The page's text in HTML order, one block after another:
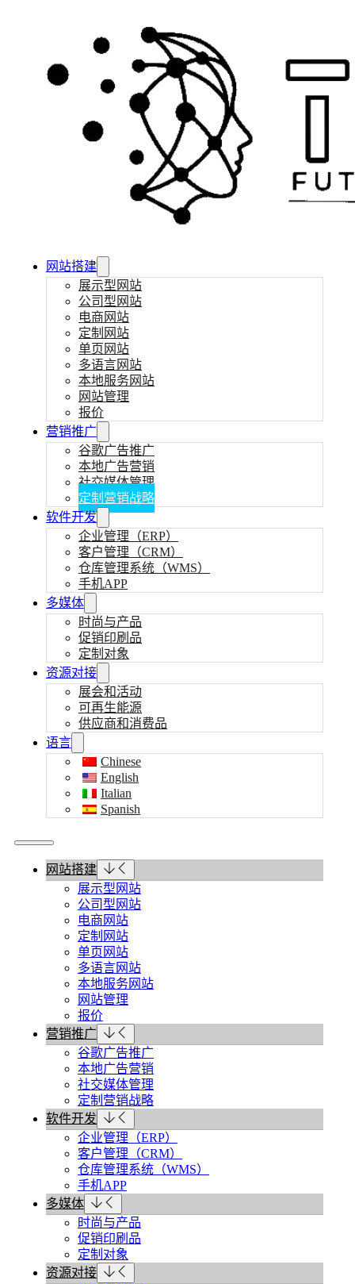
网站搭建
展示型网站
公司型网站
电商网站
定制网站
单页网站
多语言网站
本地服务网站
网站管理
报价
营销推广
谷歌广告推广
本地广告营销
社交媒体管理
定制营销战略
软件开发
企业管理（ERP）
客户管理（CRM）
仓库管理系统（WMS）
手机APP
多媒体
时尚与产品
促销印刷品
定制对象
资源对接
展会和活动
可再生能源
供应商和消费品
语言
Chinese
English
Italian
Spanish
网站搭建
展示型网站
公司型网站
电商网站
定制网站
单页网站
多语言网站
本地服务网站
网站管理
报价
营销推广
谷歌广告推广
本地广告营销
社交媒体管理
定制营销战略
软件开发
企业管理（ERP）
客户管理（CRM）
仓库管理系统（WMS）
手机APP
多媒体
时尚与产品
促销印刷品
定制对象
资源对接